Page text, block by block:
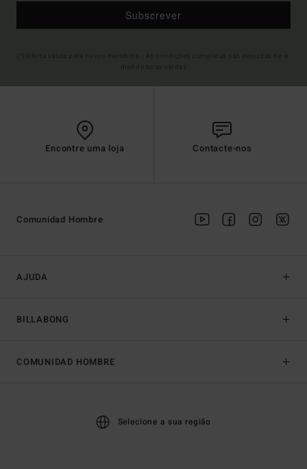
Subscrever
Encontre uma loja Contacte-nos
AJUDA
BILLABONG
Comunidad Hombre
COMUNIDAD HOMBRE
Selecione a sua região